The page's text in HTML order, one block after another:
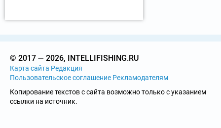
© 2017 — 2026, INTELLIFISHING.RU
Карта сайта Редакция
Пользовательское соглашение Рекламодателям
Копирование текстов с сайта возможно только с указанием
ссылки на источник.